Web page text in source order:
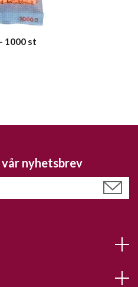
1000 st
nyhetsbrev